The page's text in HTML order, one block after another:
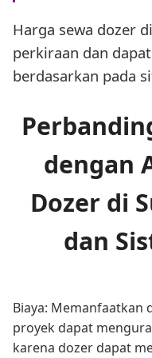
Harga sewa dozer
perkiraan dan
berdasarkan pada
dengan
Dozer di
dan
Biaya: Memanfaatkan
proyek dapat
karena dozer dapat